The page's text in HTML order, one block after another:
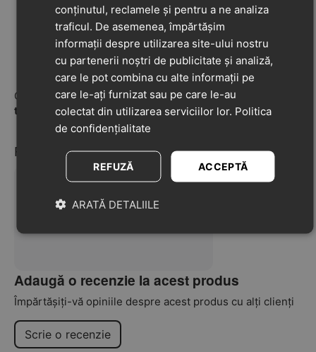
Textură moale : Iarbă, Scoici, Prundiș, Ciuperci
Duritate medie: Ghinde, Marine
Textură dură: Spini, Piramide, Lotuși
Combinația de durități oferă un efect complet de
tonifiere și stimulare senzorială.
Recenzii
Adaugă o recenzie la acest produs
Împărtășiți-vă opiniile despre acest produs cu alți clienți
Scrie o recenzie
conținutul, reclamele și pentru a ne analiza
traficul. De asemenea, împărtășim
informații despre utilizarea site-ului nostru
cu partenerii noștri de publicitate și analiză,
care le pot combina cu alte informații pe
care le-ați furnizat sau pe care le-au
colectat din utilizarea serviciilor lor. Politica
de confidențialitate
ACCEPTĂ
REFUZĂ
ARATĂ DETALIILE